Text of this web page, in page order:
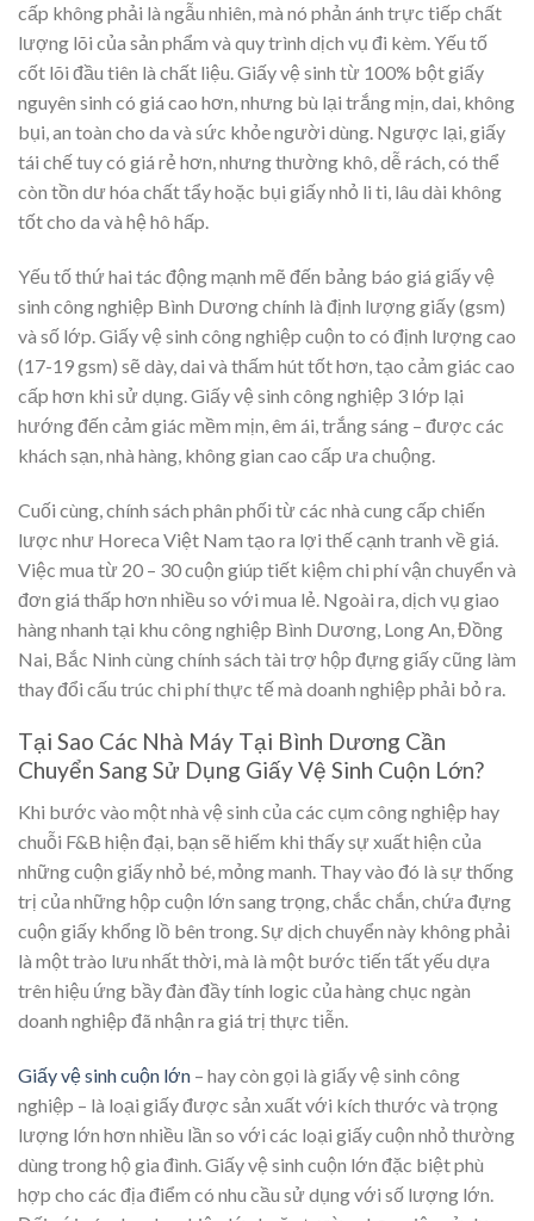
cấp không phải là ngẫu nhiên, mà nó phản ánh trực tiếp chất
lượng lõi của sản phẩm và quy trình dịch vụ đi kèm. Yếu tố
cốt lõi đầu tiên là chất liệu. Giấy vệ sinh từ 100% bột giấy
nguyên sinh có giá cao hơn, nhưng bù lại trắng mịn, dai, không
bụi, an toàn cho da và sức khỏe người dùng. Ngược lại, giấy
tái chế tuy có giá rẻ hơn, nhưng thường khô, dễ rách, có thể
còn tồn dư hóa chất tẩy hoặc bụi giấy nhỏ li ti, lâu dài không
tốt cho da và hệ hô hấp.
Yếu tố thứ hai tác động mạnh mẽ đến bảng báo giá giấy vệ
sinh công nghiệp Bình Dương chính là định lượng giấy (gsm)
và số lớp. Giấy vệ sinh công nghiệp cuộn to có định lượng cao
(17-19 gsm) sẽ dày, dai và thấm hút tốt hơn, tạo cảm giác cao
cấp hơn khi sử dụng. Giấy vệ sinh công nghiệp 3 lớp lại
hướng đến cảm giác mềm mịn, êm ái, trắng sáng – được các
khách sạn, nhà hàng, không gian cao cấp ưa chuộng.
Cuối cùng, chính sách phân phối từ các nhà cung cấp chiến
lược như Horeca Việt Nam tạo ra lợi thế cạnh tranh về giá.
Việc mua từ 20 – 30 cuộn giúp tiết kiệm chi phí vận chuyển và
đơn giá thấp hơn nhiều so với mua lẻ. Ngoài ra, dịch vụ giao
hàng nhanh tại khu công nghiệp Bình Dương, Long An, Đồng
Nai, Bắc Ninh cùng chính sách tài trợ hộp đựng giấy cũng làm
thay đổi cấu trúc chi phí thực tế mà doanh nghiệp phải bỏ ra.
Tại Sao Các Nhà Máy Tại Bình Dương Cần
Chuyển Sang Sử Dụng Giấy Vệ Sinh Cuộn Lớn?
Khi bước vào một nhà vệ sinh của các cụm công nghiệp hay
chuỗi F&B hiện đại, bạn sẽ hiếm khi thấy sự xuất hiện của
những cuộn giấy nhỏ bé, mỏng manh. Thay vào đó là sự thống
trị của những hộp cuộn lớn sang trọng, chắc chắn, chứa đựng
cuộn giấy khổng lồ bên trong. Sự dịch chuyển này không phải
là một trào lưu nhất thời, mà là một bước tiến tất yếu dựa
trên hiệu ứng bầy đàn đầy tính logic của hàng chục ngàn
doanh nghiệp đã nhận ra giá trị thực tiễn.
Giấy vệ sinh cuộn lớn – hay còn gọi là giấy vệ sinh công
nghiệp – là loại giấy được sản xuất với kích thước và trọng
lượng lớn hơn nhiều lần so với các loại giấy cuộn nhỏ thường
dùng trong hộ gia đình. Giấy vệ sinh cuộn lớn đặc biệt phù
hợp cho các địa điểm có nhu cầu sử dụng với số lượng lớn.